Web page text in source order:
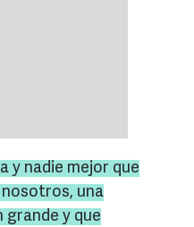
y nadie mejor que
una
grande y que